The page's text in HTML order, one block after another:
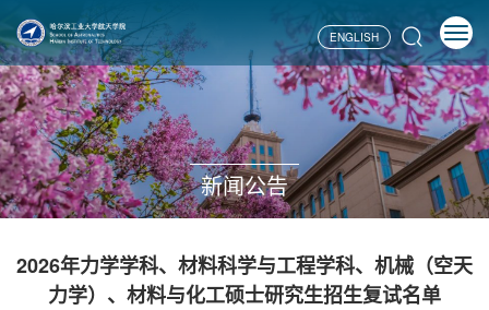
ENGLISH
新闻公告
2026年力学学科、材料科学与工程学科、机械（空天
力学）、材料与化工硕士研究生招生复试名单